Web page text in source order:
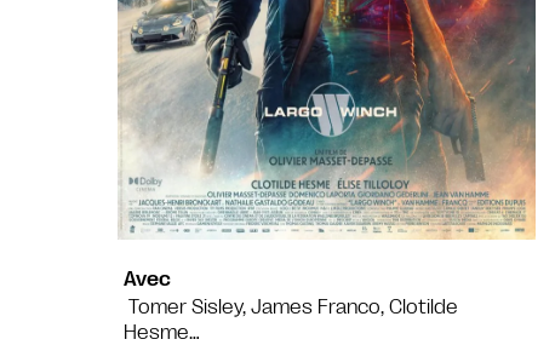
Avec
Tomer Sisley, James Franco, Clotilde
Hesme…